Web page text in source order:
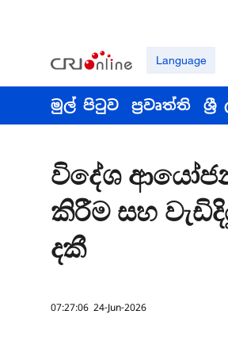
Language
මුල් පිටුව ප්‍රවෘත්ති ශ්‍රී
විදේශ
කිරීම සහ
දකී
07:27:06 24-Jun-2026